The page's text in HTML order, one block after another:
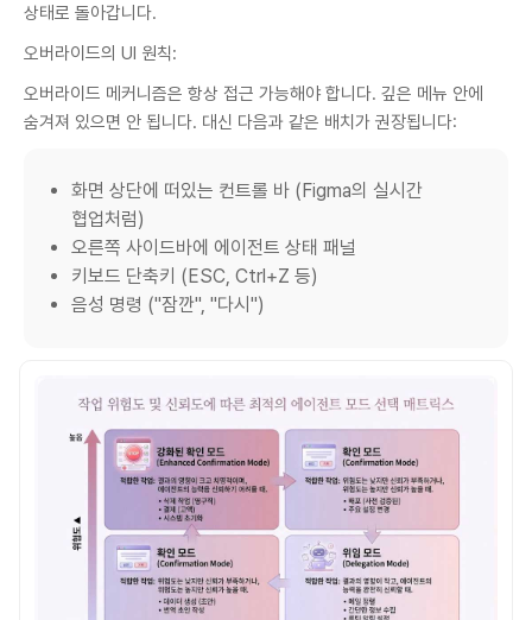
상태로 돌아갑니다.
오버라이드의 UI 원칙:
오버라이드 메커니즘은 항상 접근 가능해야 합니다. 깊은 메뉴 안에
숨겨져 있으면 안 됩니다. 대신 다음과 같은 배치가 권장됩니다:
화면 상단에 떠있는 컨트롤 바 (Figma의 실시간
협업처럼)
오른쪽 사이드바에 에이전트 상태 패널
키보드 단축키 (ESC, Ctrl+Z 등)
음성 명령 ("잠깐", "다시")